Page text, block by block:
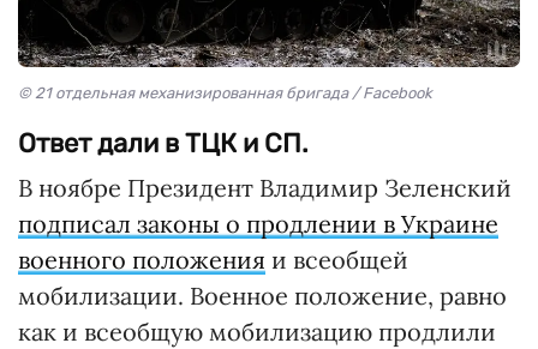
© 21 отдельная механизированная бригада / Facebook
Ответ дали в ТЦК и СП.
В ноябре Президент Владимир Зеленский
подписал законы о продлении в Украине
военного положения и всеобщей
мобилизации. Военное положение, равно
как и всеобщую мобилизацию продлили